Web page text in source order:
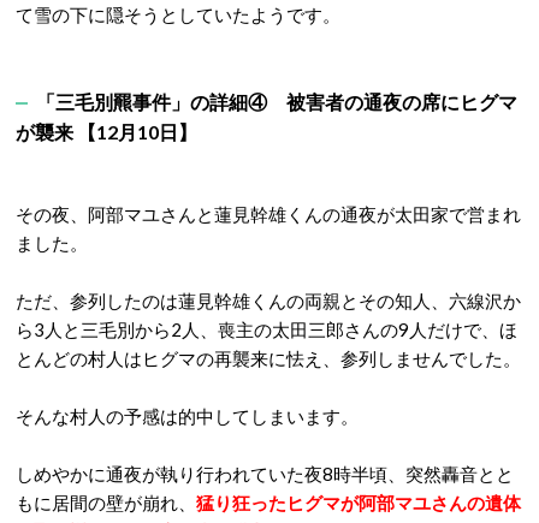
て雪の下に隠そうとしていたようです。
「三毛別羆事件」の詳細④ 被害者の通夜の席にヒグマ
が襲来 【12月10日】
その夜、阿部マユさんと蓮見幹雄くんの通夜が太田家で営まれ
ました。
ただ、参列したのは蓮見幹雄くんの両親とその知人、六線沢か
ら3人と三毛別から2人、喪主の太田三郎さんの9人だけで、ほ
とんどの村人はヒグマの再襲来に怯え、参列しませんでした。
そんな村人の予感は的中してしまいます。
しめやかに通夜が執り行われていた夜8時半頃、突然轟音とと
もに居間の壁が崩れ、 猛り狂ったヒグマが阿部マユさんの遺体